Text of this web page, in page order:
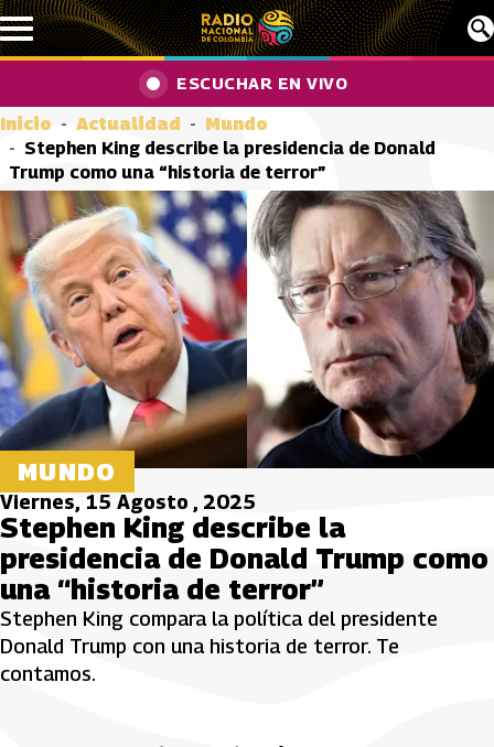
Pasar al contenido principal
ESCUCHAR EN VIVO
Inicio Actualidad
Mundo
Stephen King describe la presidencia de Donald
Trump como una “historia de terror”
MUNDO
Viernes, 15 Agosto , 2025
Stephen King describe la
presidencia de Donald Trump como
una “historia de terror”
Stephen King compara la política del presidente
Donald Trump con una historia de terror. Te
contamos.